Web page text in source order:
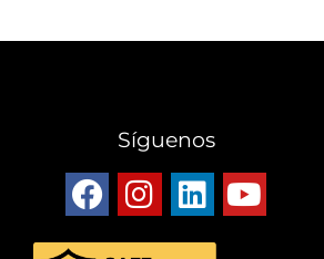
Síguenos